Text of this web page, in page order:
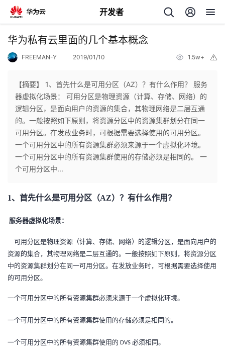
开发者
返
个
人
主
页
我
的
开
发
者
我
博
客
的
论
我
的
我
华为私有云里面的几个基本概念
FREEMAN-Y 2019/01/10 1.5w+
【摘要】 1、首先什么是可用分区（AZ）？有什么作用？ 服务
器虚拟化场景： 可用分区是物理资源（计算、存储、网络）的
逻辑分区，是面向用户的资源的集合，其物理网络是二层互通
的。一般按照如下原则，将资源分区中的资源集群划分在同一
可用分区。在发放业务时，可根据需要选择使用的可用分区。
一个可用分区中的所有资源集群必须来源于一个虚拟化环境。
一个可用分区中的所有资源集群使用的存储必须是相同的。 一
个可用分区中...
1、首先什么是可用分区（AZ）？有什么作用？
服务器虚拟化场景：
可用分区是物理资源（计算、存储、网络）的逻辑分区，是面向用户的
资源的集合，其物理网络是二层互通的。一般按照如下原则，将资源分区
中的资源集群划分在同一可用分区。在发放业务时，可根据需要选择使用
的可用分区。
一个可用分区中的所有资源集群必须来源于一个虚拟化环境。
一个可用分区中的所有资源集群使用的存储必须是相同的。
一个可用分区中的所有资源集群使用的 DVS 必须相同。